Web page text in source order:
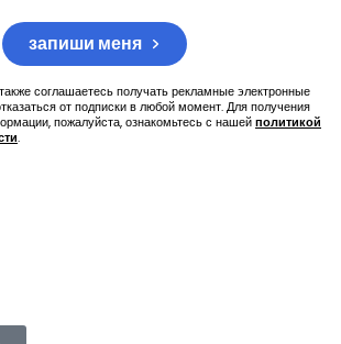
соглашаетесь получать рекламные электронные
от подписки в любой момент. Для получения
пожалуйста, ознакомьтесь с нашейполитикой
.
запиши меня